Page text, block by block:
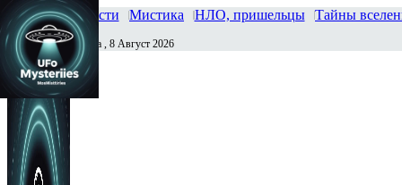
Главная Новости Мистика НЛО, пришельцы Тайны
Сегодня Суббота , 8 Август 2026